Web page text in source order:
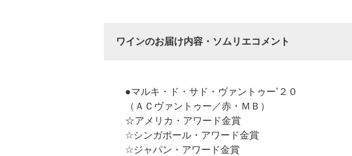
ワインのお届け内容・ソムリエコメント
●マルキ・ド・サド・ヴァントゥー’２０
（ＡＣヴァントゥー／赤・ＭＢ）
☆アメリカ・アワード金賞
☆シンガポール・アワード金賞
☆ジャパン・アワード金賞